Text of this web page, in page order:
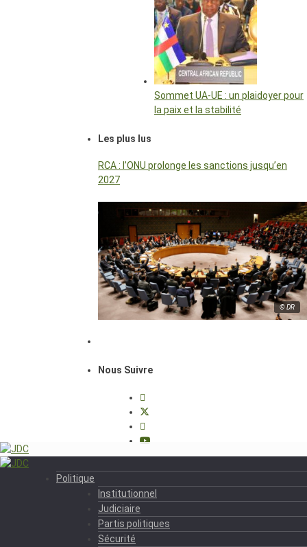
Sommet UA-UE : un plaidoyer pour
la paix et la stabilité
Les plus lus
RCA : l’ONU prolonge les sanctions jusqu’en
2027
© DR
Nous Suivre
Politique
Institutionnel
Judiciaire
Partis politiques
Sécurité